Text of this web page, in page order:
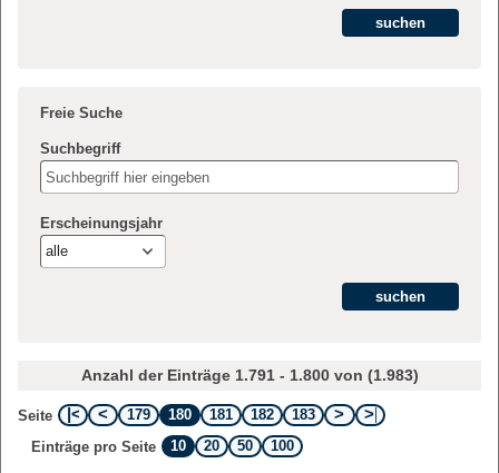
Freie Suche
Suchbegriff
Erscheinungsjahr
alle
Anzahl der Einträge 1.791 - 1.800 von (1.983)
Seite 179 180 181 182
183
Einträge pro Seite
10 20 50 100